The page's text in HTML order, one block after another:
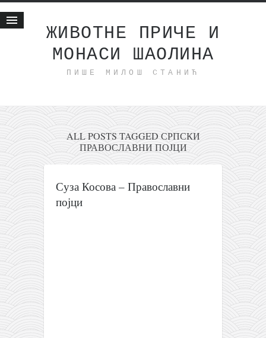
ЖИВОТНЕ ПРИЧЕ И
МОНАСИ ШАОЛИНА
ПИШЕ МИЛОШ СТАНИЋ
Животне приче
интернет пословање
исхраном до здравља
мој хаику
бонус садржај
светлопис
духовни отац
забрањена историја
породичне приче
ALL POSTS TAGGED СРПСКИ
ПРАВОСЛАВНИ ПОЈЦИ
Суза Косова – Православни
појци